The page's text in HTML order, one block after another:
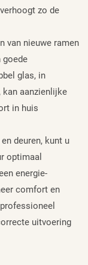
zo de
van nieuwe ramen
goede
glas, in
aanzienlijke
in huis
deuren, kunt u
optimaal
energie-
comfort en
uitvoering